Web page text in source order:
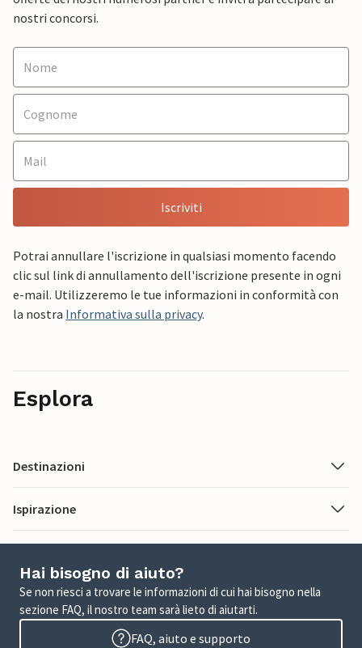
nostri concorsi.
Iscriviti
Potrai annullare l'iscrizione in qualsiasi momento facendo
clic sul link di annullamento dell'iscrizione presente in ogni
e-mail. Utilizzeremo le tue informazioni in conformità con
la nostra Informativa sulla privacy.
Esplora
Destinazioni
Ispirazione
Hai bisogno di aiuto?
Se non riesci a trovare le informazioni di cui hai bisogno nella
sezione FAQ, il nostro team sarà lieto di aiutarti.
FAQ, aiuto e supporto